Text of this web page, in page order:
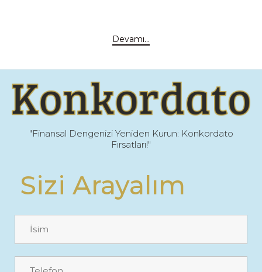
Devamı...
"Finansal Dengenizi Yeniden Kurun: Konkordato
Fırsatları!"
Sizi Arayalım